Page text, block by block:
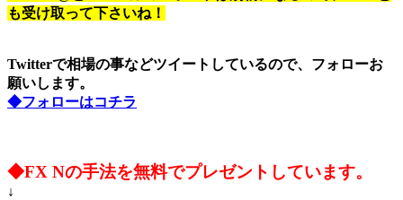
も受け取って下さいね！
Twitterで相場の事などツイートしているので、フォローお
願いします。
◆フォローはコチラ
◆FX Nの手法を無料でプレゼントしています。
↓